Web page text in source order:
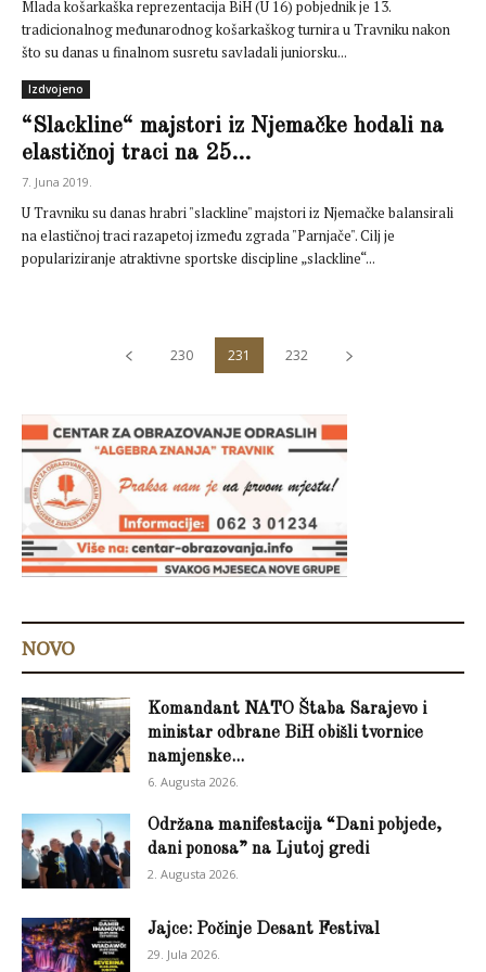
Mlada košarkaška reprezentacija BiH (U 16) pobjednik je 13.
tradicionalnog međunarodnog košarkaškog turnira u Travniku nakon
što su danas u finalnom susretu savladali juniorsku...
Izdvojeno
“Slackline“ majstori iz Njemačke hodali na
elastičnoj traci na 25...
7. Juna 2019.
U Travniku su danas hrabri "slackline" majstori iz Njemačke balansirali
na elastičnoj traci razapetoj između zgrada "Parnjače". Cilj je
populariziranje atraktivne sportske discipline „slackline“...
230 231 232
NOVO
Komandant NATO Štaba Sarajevo i
ministar odbrane BiH obišli tvornice
namjenske...
6. Augusta 2026.
Održana manifestacija “Dani pobjede,
dani ponosa” na Ljutoj gredi
2. Augusta 2026.
Jajce: Počinje Desant Festival
29. Jula 2026.